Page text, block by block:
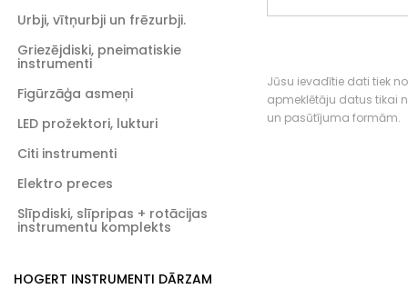
Urbji, vītņurbji un frēzurbji.
Griezējdiski, pneimatiskie
instrumenti
Figūrzāģa asmeņi
LED prožektori, lukturi
Citi instrumenti
Elektro preces
Slīpdiski, slīpripas + rotācijas
instrumentu komplekts
HOGERT INSTRUMENTI DĀRZAM
Jūsu ievadītie dati tiek
apmeklētāju datus tikai
un pasūtījuma formām.